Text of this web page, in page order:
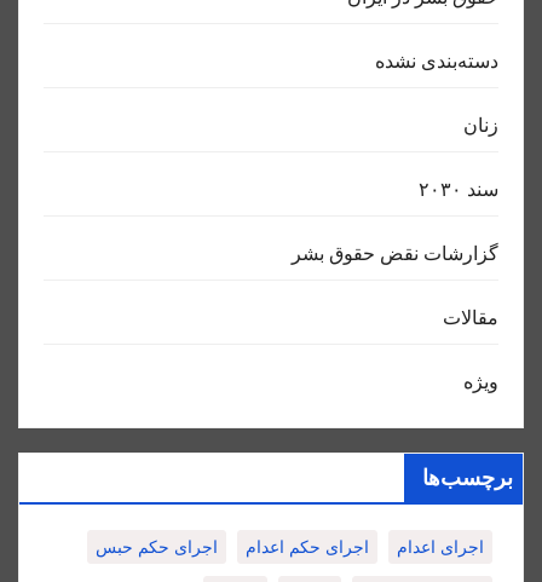
دسته‌بندی نشده
زنان
سند ٢٠٣٠
گزارشات نقض حقوق بشر
مقالات
ویژه
برچسب‌ها
اجرای اعدام اجرای حکم اعدام اجرای حکم حبس